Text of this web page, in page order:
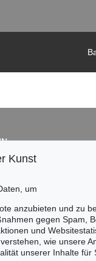
67 53-63
67 56-43
Kunst
um
anzubieten und zu
gegen Spam,
und
wie unsere
unserer Inhalte für